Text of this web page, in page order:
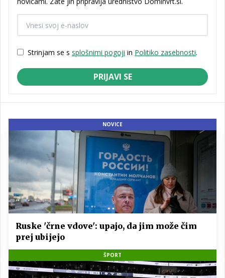
Strinjam se s splošnimi pogoji in Politiko zasebnosti.
PRIJAVI SE
NOVICE
Ruske 'črne vdove': upajo, da jim može čim
prej ubijejo
ŠPORT